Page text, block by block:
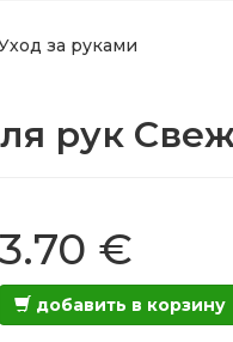
за руками
рук
3.70 €
добавить в корзину